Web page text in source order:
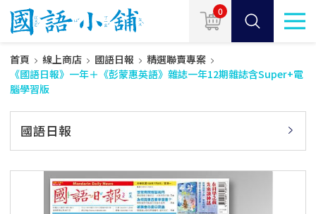
0
首頁 線上商店 國語日報
精選聯賣專案
《國語日報》一年＋《彭蒙惠英語》雜誌一年12期雜誌含Super+電
腦學習版
國語日報